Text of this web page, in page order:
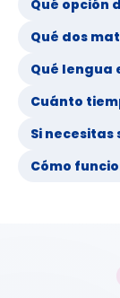
Qué opción
Qué dos
Qué
Cuánto
Si
Cómo